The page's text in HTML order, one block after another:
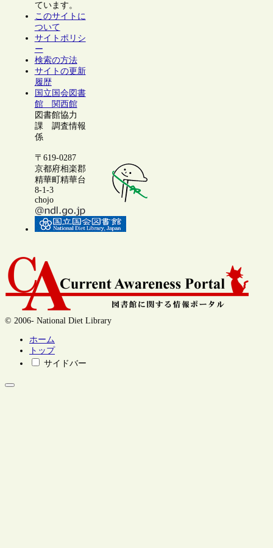
ています。
このサイトに
ついて
サイトポリシ
ー
検索の方法
サイトの更新
履歴
国立国会図書
館 関西館
図書館協力
課 調査情報
係
〒619-0287
京都府相楽郡
精華町精華台
8-1-3
chojo
© 2006- National Diet Library
ホーム
トップ
サイドバー